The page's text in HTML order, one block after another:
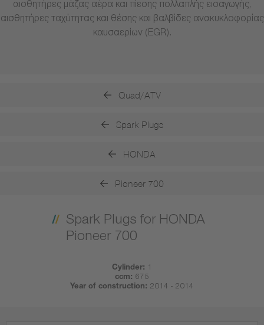
αισθητήρες μάζας αέρα και πίεσης πολλαπλής εισαγωγής,
αισθητήρες ταχύτητας και θέσης και βαλβίδες ανακυκλοφορίας
καυσαερίων (EGR).
Quad/ATV
Spark Plugs
HONDA
Pioneer 700
Spark Plugs for HONDA
Pioneer 700
Cylinder: 1
ccm: 675
Year of construction: 2014 - 2014